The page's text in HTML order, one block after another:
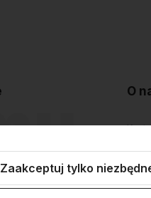
O
O
Zaakceptuj tylko